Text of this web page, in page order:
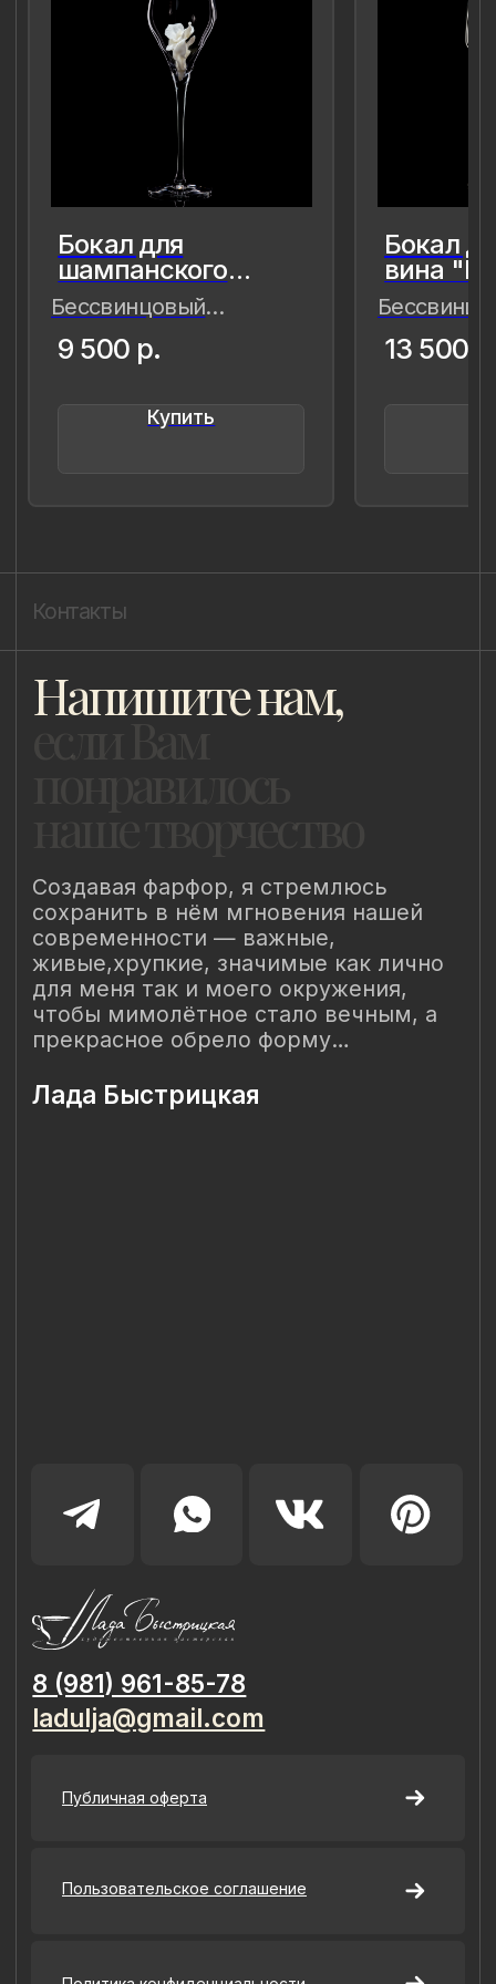
8 (981) 961-85-78
ladulja@gmail.com
ИП Быстрицкая Лада Альбертовна
ОГРНИП 318 784 700 212 401
Пользовательское соглашение
Политика конфиденциальности
Наш Сайт использует файлы cookie для Вашего
максимального удобства. Используя наш Сайт, Вы
соглашаетесь с Политикой использования cookies-файлови
выражаете свое согласие на обработку Ваших
персональных данных с использованием сервисов аналитики
Яндекс.Метрика, AppMetrica, Google Analytics. В случае
Вашего несогласия с обработкой Ваших персональных